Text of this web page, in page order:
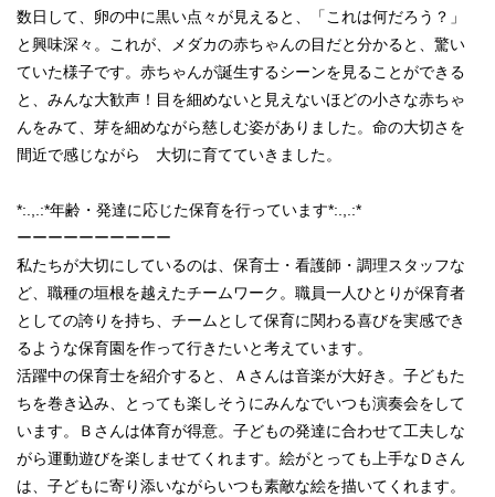
数日して、卵の中に黒い点々が見えると、「これは何だろう？」
と興味深々。これが、メダカの赤ちゃんの目だと分かると、驚い
ていた様子です。赤ちゃんが誕生するシーンを見ることができる
と、みんな大歓声！目を細めないと見えないほどの小さな赤ちゃ
んをみて、芽を細めながら慈しむ姿がありました。命の大切さを
間近で感じながら 大切に育てていきました。
*:.,.:*年齢・発達に応じた保育を行っています*:.,.:*
ーーーーーーーーーー
私たちが大切にしているのは、保育士・看護師・調理スタッフな
ど、職種の垣根を越えたチームワーク。職員一人ひとりが保育者
としての誇りを持ち、チームとして保育に関わる喜びを実感でき
るような保育園を作って行きたいと考えています。
活躍中の保育士を紹介すると、Ａさんは音楽が大好き。子どもた
ちを巻き込み、とっても楽しそうにみんなでいつも演奏会をして
います。Ｂさんは体育が得意。子どもの発達に合わせて工夫しな
がら運動遊びを楽しませてくれます。絵がとっても上手なＤさん
は、子どもに寄り添いながらいつも素敵な絵を描いてくれます。